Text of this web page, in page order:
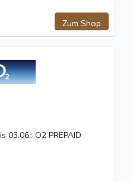
Zum Shop
03.06.: O2 PREPAID